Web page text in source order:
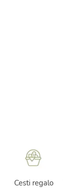
Cesti regalo